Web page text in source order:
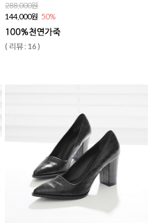
288,000원
144,000원 50%
( 리뷰 : 16 )